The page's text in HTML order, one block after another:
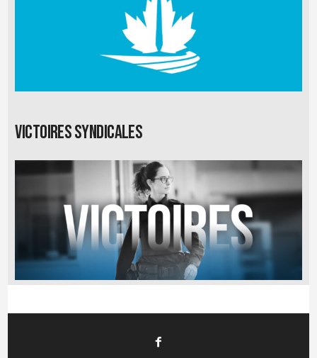
Victoires syndicales